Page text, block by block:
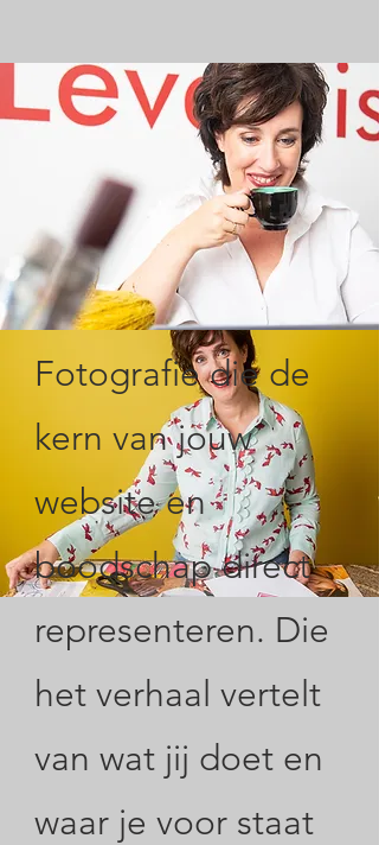
Fotografie die de
kern van jouw
website en
boodschap direct
representeren. Die
het verhaal vertelt
van wat jij doet en
waar je voor staat